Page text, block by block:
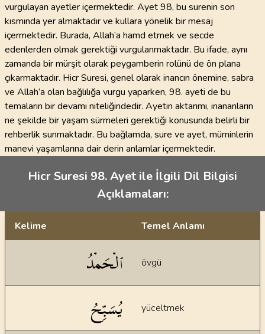
vurgulayan ayetler içermektedir. Ayet 98, bu surenin son
kısmında yer almaktadır ve kullara yönelik bir mesaj
içermektedir. Burada, Allah’a hamd etmek ve secde
edenlerden olmak gerektiği vurgulanmaktadır. Bu ifade, aynı
zamanda bir mürşit olarak peygamberin rolünü de ön plana
çıkarmaktadır. Hicr Suresi, genel olarak inancın önemine, sabra
ve Allah’a olan bağlılığa vurgu yaparken, 98. ayeti de bu
temaların bir devamı niteliğindedir. Ayetin aktarımı, inananların
ne şekilde bir yaşam sürmeleri gerektiği konusunda belirli bir
rehberlik sunmaktadır. Bu bağlamda, sure ve ayet, müminlerin
manevi yaşamlarına dair derin anlamlar içermektedir.
Hicr Suresi 98. Ayet ile İlgili Dil Bilgisi
Açıklamaları:
Kelime Temel Anlamı
ٱلۡحَمۡدُ övgü
يُسَبِّحُ yüceltmek